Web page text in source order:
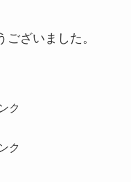
ざいました。
ク
ク